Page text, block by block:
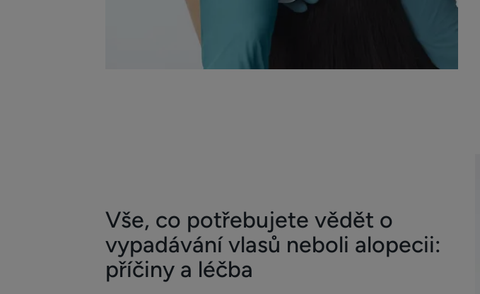
Vše, co potřebujete vědět o
vypadávání vlasů neboli alopecii:
příčiny a léčba